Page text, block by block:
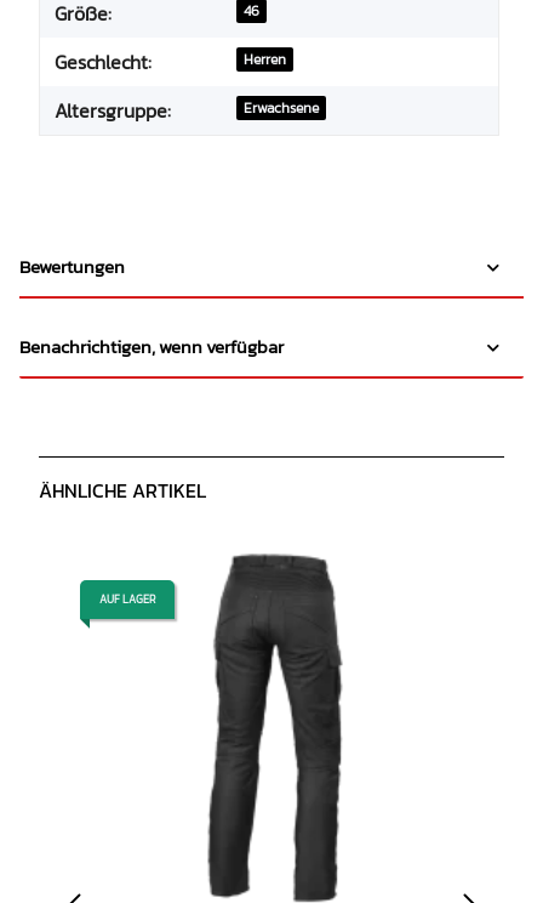
Größe: 46
Geschlecht: Herren
Altersgruppe: Erwachsene
Bewertungen
Benachrichtigen, wenn verfügbar
ÄHNLICHE ARTIKEL
AUF LAGER